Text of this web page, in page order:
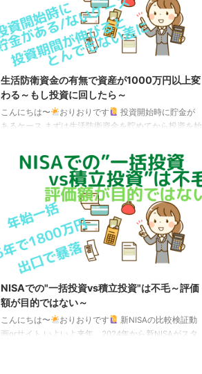
生活防衛資金の有無で資産が1000万円以上変
わる～もし投資に回したら～
こんにちは〜 おりおりです
投資開始時に貯金が
あるケース まずは生活防衛資金を貯めてから投資を始
来るだけ早く市場に参加することもまた重要です。 た
とえば、利回り（年率）8％で毎月5万円を積み立てた
場合の20年後の資産額は生活防衛資金を300万円とす
るのと、30万円（差額の270万円は初期投資）とする
のとでは、1,000万円近くもの差が出ます。 資産運用
かんたんシミュレーション｜資産形成について｜アセ
ットマネジメントOne ポイント （投資開始時の ...
NISAでの"一括投資vs積立投資"は不毛～評価
額が目的ではない～
こんにちは〜 おりおりです
新NISAの比較検証動
画orサイト いよいよ来年、2024年から新NISAがスタ